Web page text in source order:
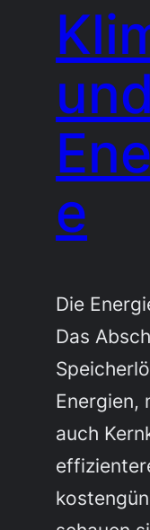
und
e
Die
Das
Energien,
auch